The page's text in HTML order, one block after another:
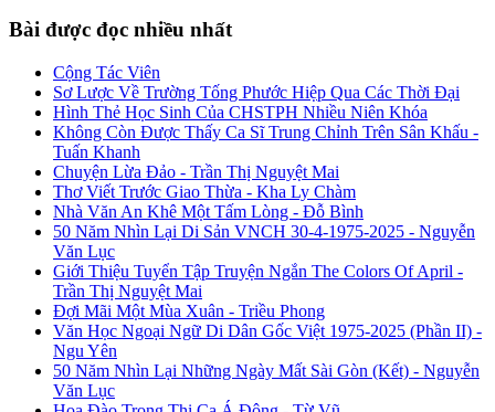
Bài được đọc nhiều nhất
Cộng Tác Viên
Sơ Lược Về Trường Tống Phước Hiệp Qua Các Thời Đại
Hình Thẻ Học Sinh Của CHSTPH Nhiều Niên Khóa
Không Còn Được Thấy Ca Sĩ Trung Chỉnh Trên Sân Khấu -
Tuấn Khanh
Chuyện Lừa Đảo - Trần Thị Nguyệt Mai
Thơ Viết Trước Giao Thừa - Kha Ly Chàm
Nhà Văn An Khê Một Tấm Lòng - Đỗ Bình
50 Năm Nhìn Lại Di Sản VNCH 30-4-1975-2025 - Nguyễn
Văn Lục
Giới Thiệu Tuyển Tập Truyện Ngắn The Colors Of April -
Trần Thị Nguyệt Mai
Đợi Mãi Một Mùa Xuân - Triều Phong
Văn Học Ngoại Ngữ Di Dân Gốc Việt 1975-2025 (Phần II) -
Ngu Yên
50 Năm Nhìn Lại Những Ngày Mất Sài Gòn (Kết) - Nguyễn
Văn Lục